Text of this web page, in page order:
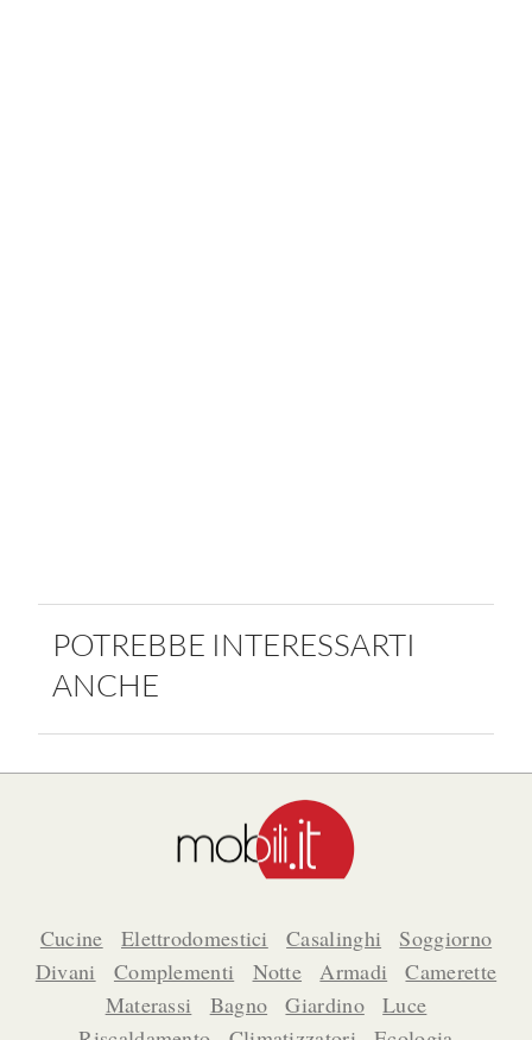
POTREBBE INTERESSARTI
ANCHE
Cucine Elettrodomestici Casalinghi
Soggiorno
Divani
Complementi Notte Armadi
Camerette
Materassi
Bagno Giardino
Luce